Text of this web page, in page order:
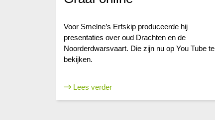
Voor Smelne’s Erfskip produceerde hij
presentaties over oud Drachten en de
Noorderdwarsvaart. Die zijn nu op You Tube te
bekijken.
Lees verder